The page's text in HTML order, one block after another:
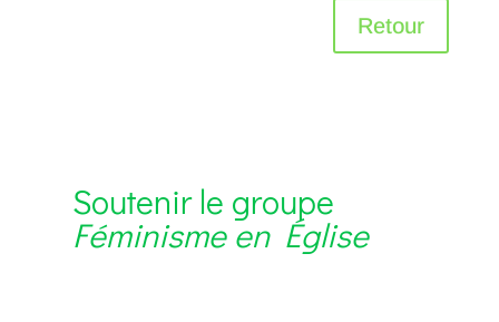
Retour
Soutenir le groupe
Féminisme en Église